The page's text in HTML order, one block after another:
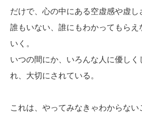
だけで、心の中にある空虚感や虚し
誰もいない、誰にもわかってもらえ
いく。
いつの間にか、いろんな人に優しく
れ、大切にされている。
これは、やってみなきゃわからない